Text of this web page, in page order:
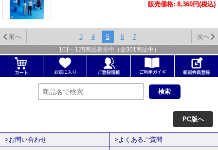
販売価格: 8,360円(税込)
前へ 3 4 5 6 7 次へ
101 ～ 125商品表示中（全301 商品中）
PC版へ
>お問い合わせ >よくあるご質問